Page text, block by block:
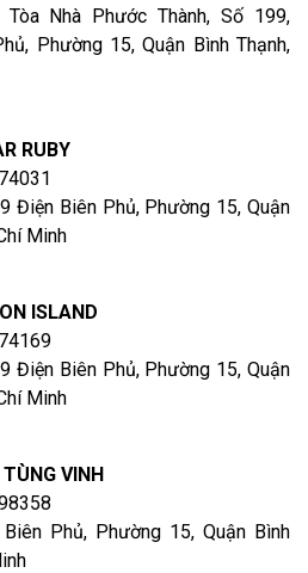
Nhà Phước Thành, Số 199,
Phường 15, Quận Bình Thạnh,
RUBY
Điện Biên Phủ, Phường 15, Quận
Minh
ISLAND
Điện Biên Phủ, Phường 15, Quận
Minh
VINH
Phủ, Phường 15, Quận Bình